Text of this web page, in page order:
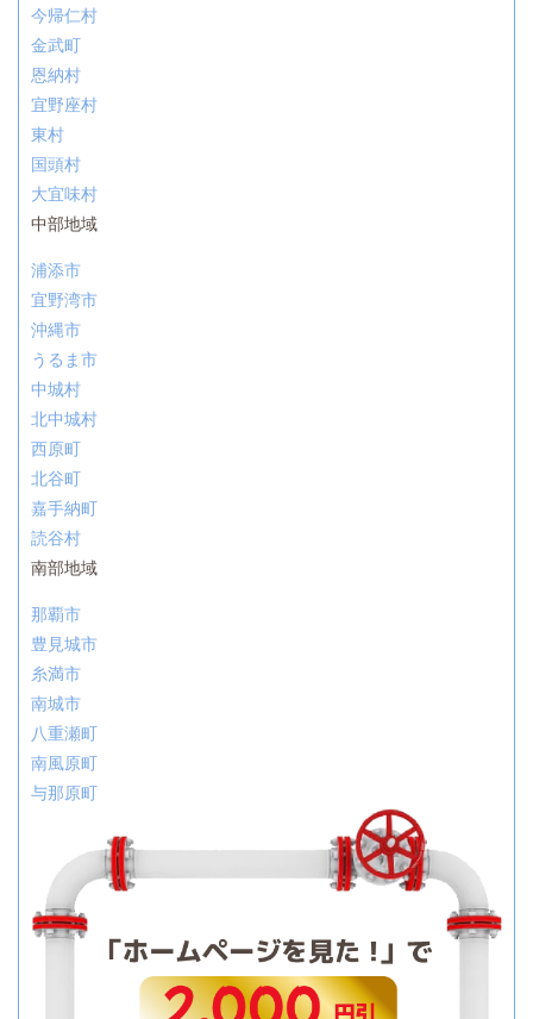
今帰仁村
金武町
恩納村
宜野座村
東村
国頭村
大宜味村
中部地域
浦添市
宜野湾市
沖縄市
うるま市
中城村
北中城村
西原町
北谷町
嘉手納町
読谷村
南部地域
那覇市
豊見城市
糸満市
南城市
八重瀬町
南風原町
与那原町